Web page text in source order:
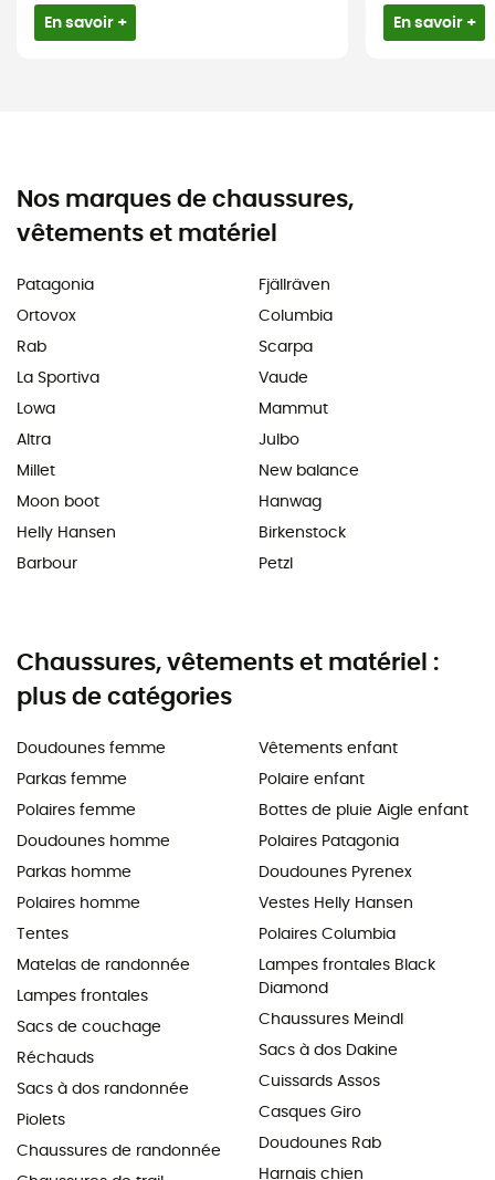
En savoir + En savoir +
Nos marques de chaussures,
vêtements et matériel
Patagonia
Ortovox
Rab
La Sportiva
Lowa
Altra
Millet
Moon boot
Helly Hansen
Barbour
Fjällräven
Columbia
Scarpa
Vaude
Mammut
Julbo
New balance
Hanwag
Birkenstock
Petzl
Chaussures, vêtements et matériel :
plus de catégories
Doudounes femme
Parkas femme
Polaires femme
Doudounes homme
Parkas homme
Polaires homme
Tentes
Matelas de randonnée
Lampes frontales
Sacs de couchage
Réchauds
Sacs à dos randonnée
Piolets
Chaussures de randonnée
Vêtements enfant
Polaire enfant
Bottes de pluie Aigle enfant
Polaires Patagonia
Doudounes Pyrenex
Vestes Helly Hansen
Polaires Columbia
Lampes frontales Black
Diamond
Chaussures Meindl
Sacs à dos Dakine
Cuissards Assos
Casques Giro
Doudounes Rab
Harnais chien